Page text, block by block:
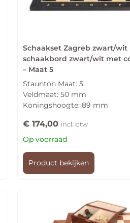
Schaakset Zagreb zwart/wit
schaakbord zwart/wit met
– Maat 5
Staunton Maat: 5
Veldmaat: 50 mm
Koningshoogte: 89 mm
€ 174,00 incl. btw
Op voorraad
Product bekijken